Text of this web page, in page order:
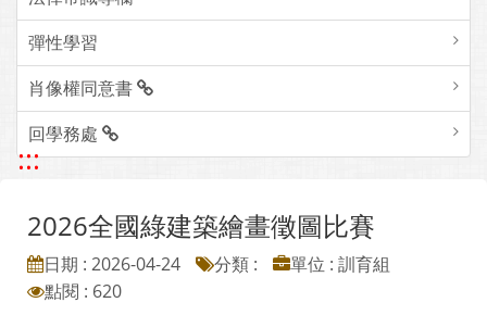
彈性學習
肖像權同意書
回學務處
:::
2026全國綠建築繪畫徵圖比賽
日期 : 2026-04-24 分類 :
單位 : 訓育組
點閱 : 620